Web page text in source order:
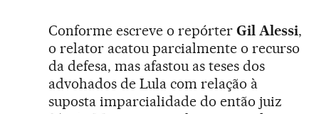
Conforme escreve o repórter Gil Alessi,
o relator acatou parcialmente o recurso
da defesa, mas afastou as teses dos
advohados de Lula com relação à
suposta imparcialidade do então juiz